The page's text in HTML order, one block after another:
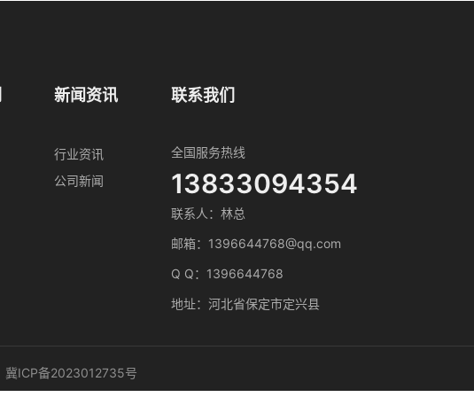
新闻资讯
行业资讯
公司新闻
联系我们
全国服务热线
13833094354
联系人：林总
邮箱：1396644768@qq.com
Q Q：1396644768
地址：河北省保定市定兴县
冀ICP备2023012735号